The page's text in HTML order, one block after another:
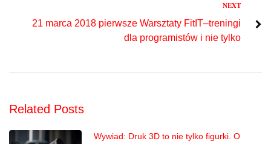
NEXT
21 marca 2018 pierwsze Warsztaty FitIT–treningi
dla programistów i nie tylko
Related Posts
Wywiad: Druk 3D to nie tylko figurki. O